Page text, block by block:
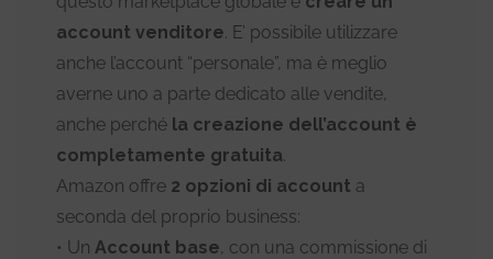
account venditore . E’ possibile utilizzare
anche l’account “personale”, ma è meglio
averne uno a parte dedicato alle vendite,
anche perché la creazione dell’account è
completamente gratuita
Amazon offre 2 opzioni di account a
seconda del proprio business:
• Un Account base, con una commissione di